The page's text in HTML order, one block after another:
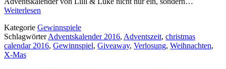
Weiterlesen
Kategorie Gewinnspiele
SchlagwörterAdventskalender 2016, Adventszeit, christmas
calendar 2016, Gewinnspiel, Giveaway, Verlosung, Weihnachten,
X-Mas